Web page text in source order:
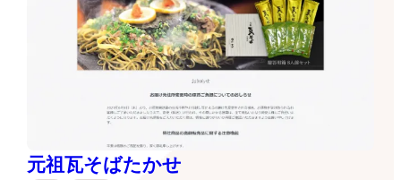
元祖瓦そばたかせ